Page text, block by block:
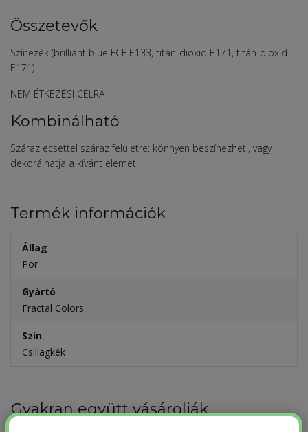
Összetevők
Színezék (brilliant blue FCF E133, titán-dioxid E171, titán-dioxid
E171).
NEM ÉTKEZÉSI CÉLRA
Kombinálható
Száraz ecsettel száraz felületre: könnyen beszínezheti, vagy
dekorálhatja a kívánt elemet.
Termék információk
Állag
Por
Gyártó
Fractal Colors
Szín
Csillagkék
Gyakran együtt vásárolják